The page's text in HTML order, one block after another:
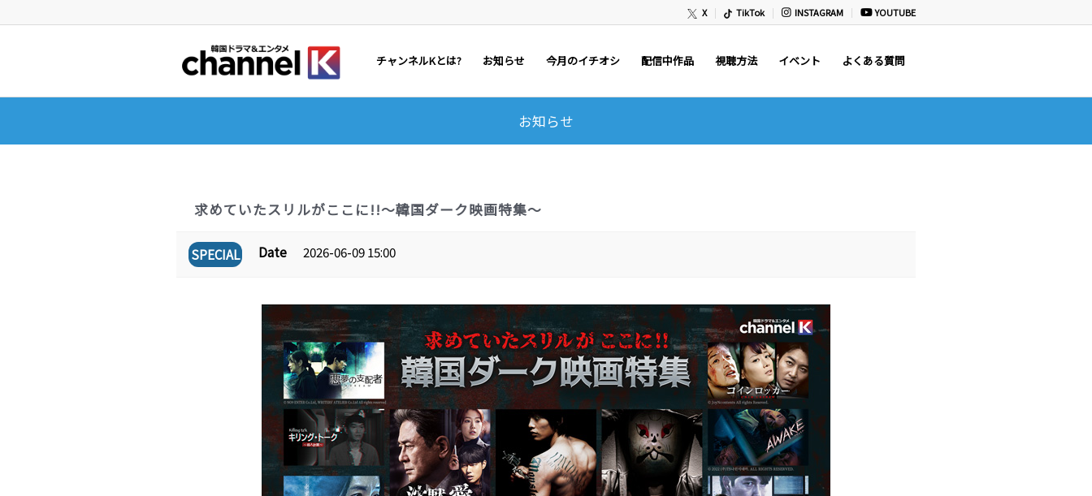
X TikTok INSTAGRAM YOUTUBE
チャンネルKとは? お知らせ 今月のイチオシ 配信中作品 視聴方法 イベント よくある質問
お知らせ
求めていたスリルがここに!!～韓国ダーク映画特集～
SPECIAL Date 2026-06-09 15:00